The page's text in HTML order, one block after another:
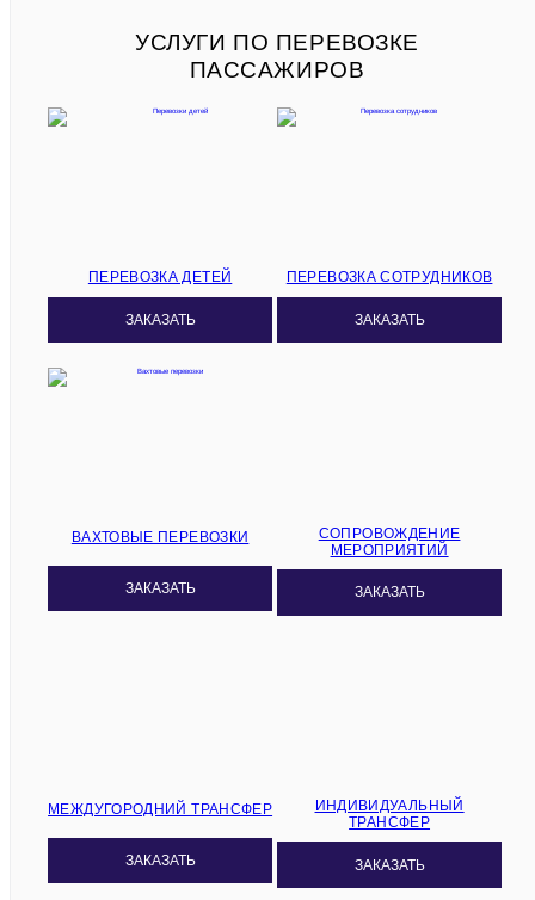
УСЛУГИ ПО ПЕРЕВОЗКЕ
ПАССАЖИРОВ
ПЕРЕВОЗКА ДЕТЕЙ
ЗАКАЗАТЬ
ПЕРЕВОЗКА СОТРУДНИКОВ
ЗАКАЗАТЬ
ВАХТОВЫЕ ПЕРЕВОЗКИ
ЗАКАЗАТЬ
СОПРОВОЖДЕНИЕ
МЕРОПРИЯТИЙ
ЗАКАЗАТЬ
МЕЖДУГОРОДНИЙ ТРАНСФЕР
ЗАКАЗАТЬ
ИНДИВИДУАЛЬНЫЙ
ТРАНСФЕР
ЗАКАЗАТЬ